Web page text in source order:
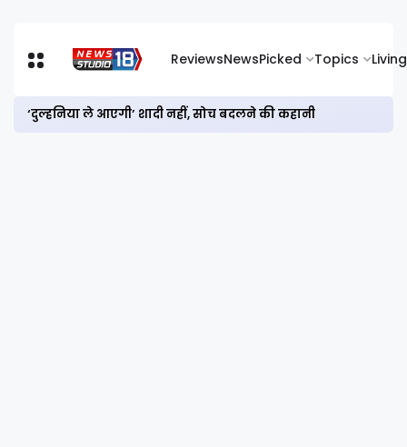
ReviewsNewsPicked Topics Living
‘दुल्हनिया ले आएगी’ शादी नहीं, सोच बदलने की कहानी